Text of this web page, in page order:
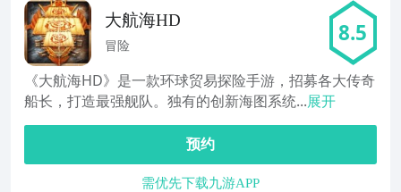
大航海HD
冒险 8.5
《大航海HD》是一款环球贸易探险手游，招募各大传奇
船长，打造最强舰队。独有的创新海图系统...展开
预约
需优先下载九游APP